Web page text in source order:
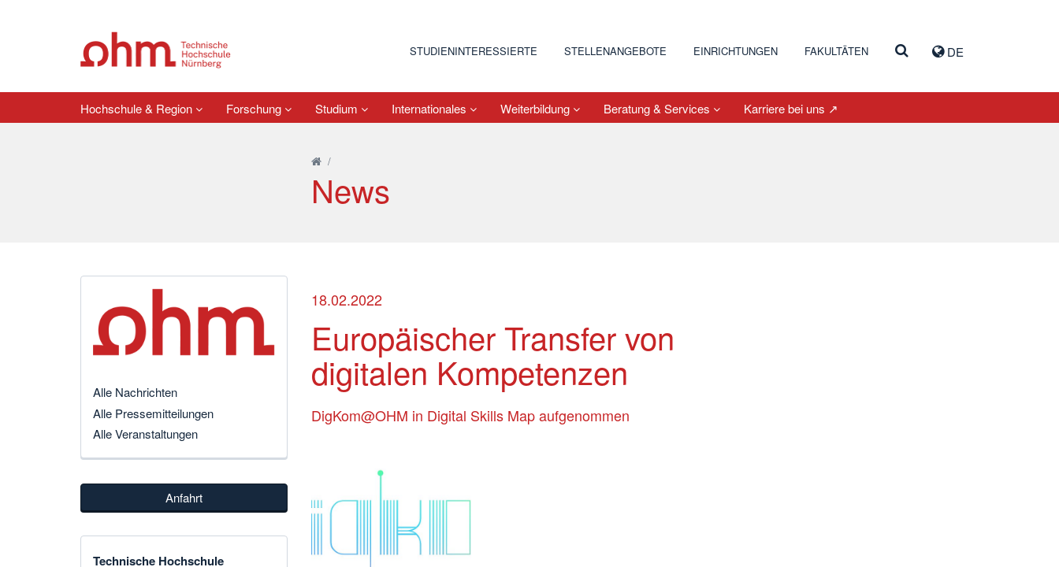
DE
STUDIENINTERESSIERTE STELLENANGEBOTE EINRICHTUNGEN FAKULTÄTEN
Hochschule & Region Forschung Studium Internationales Weiterbildung Beratung & Services Karriere bei uns ↗
/
News
18.02.2022
Europäischer Transfer von
digitalen Kompetenzen
DigKom@OHM in Digital Skills Map aufgenommen
Alle Nachrichten
Alle Pressemitteilungen
Alle Veranstaltungen
Anfahrt
Technische Hochschule